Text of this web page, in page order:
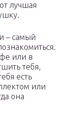
лучшая
– самый
или в
тебя,
есть
или
она